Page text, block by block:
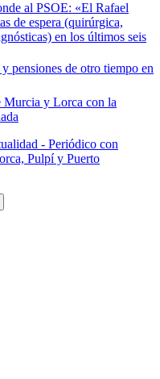
al PSOE: «El Rafael
de espera (quirúrgica,
en los últimos seis
pensiones de otro tiempo en
Murcia y Lorca con la
- Periódico con
Pulpí y Puerto